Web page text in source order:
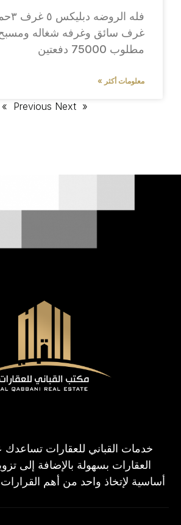
غرف سائق وغرفه شغاله
مطلوب 75000 دفعتين
معلومات أكثر »
« Previous
Next »
خدمات القباني للعقارات تساعدك
العقارات بسهولة بالإضافة إلى
أساسية لإتخاذ واحد من أهم القرارات